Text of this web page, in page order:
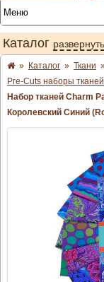
Каталог развернуть
» Каталог » Ткани
Pre-Cuts наборы
Набор тканей Charm
Королевский Синий